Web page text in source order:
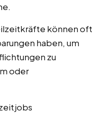
können oft
haben, um
zu
oder